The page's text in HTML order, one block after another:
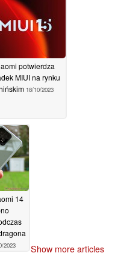
potwierdza
MIUI na rynku
18/10/2023
14
2023 Show more articles